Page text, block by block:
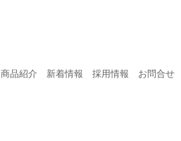
商品紹介 新着情報 採用情報 お問合せ